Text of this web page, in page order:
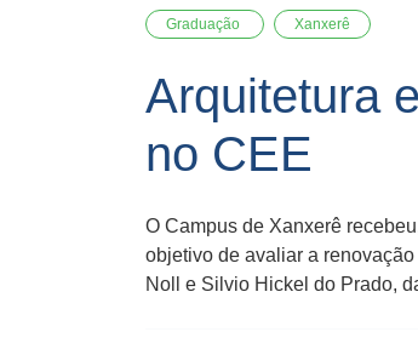
Graduação Xanxerê
Arquitetura
no CEE
O Campus de Xanxerê
objetivo de avaliar a
Noll e Silvio Hickel do Prado,